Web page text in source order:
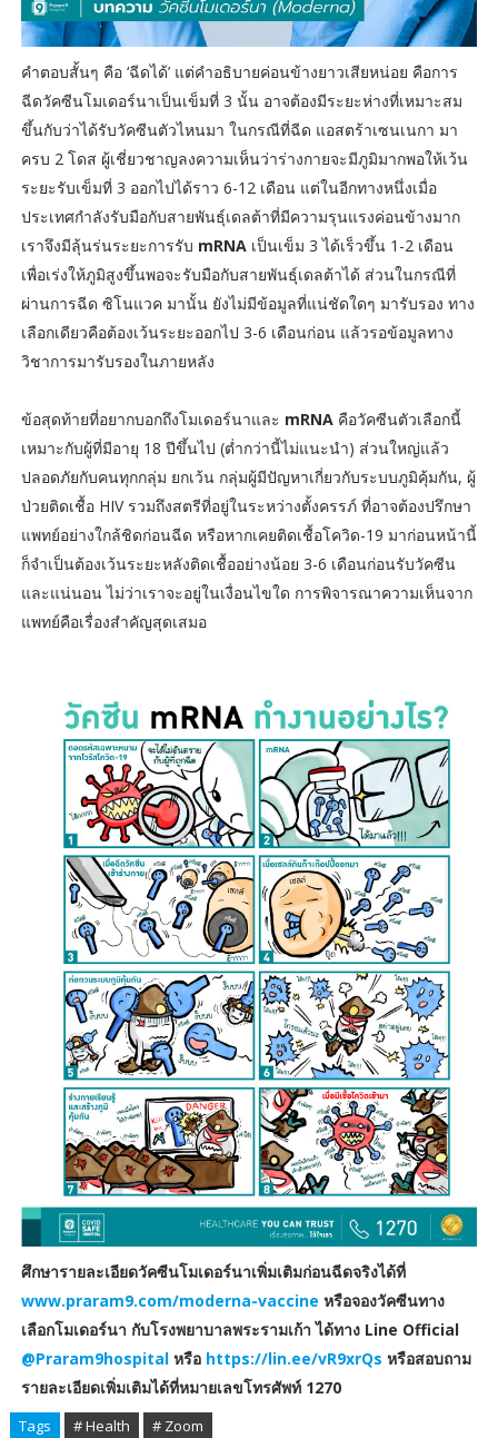
คำตอบสั้นๆ คือ ‘ฉีดได้’ แต่คำอธิบายค่อนข้างยาวเสียหน่อย คือการ
ฉีดวัคซีนโมเดอร์นาเป็นเข็มที่ 3 นั้น อาจต้องมีระยะห่างที่เหมาะสม
ขึ้นกับว่าได้รับวัคซีนตัวไหนมา ในกรณีที่ฉีด แอสตร้าเซนเนกา มา
ครบ 2 โดส ผู้เชี่ยวชาญลงความเห็นว่าร่างกายจะมีภูมิมากพอให้เว้น
ระยะรับเข็มที่ 3 ออกไปได้ราว 6-12 เดือน แต่ในอีกทางหนึ่งเมื่อ
ประเทศกำลังรับมือกับสายพันธุ์เดลต้าที่มีความรุนแรงค่อนข้างมาก
เราจึงมีลุ้นร่นระยะการรับ mRNAเป็นเข็ม 3 ได้เร็วขึ้น 1-2 เดือน
เพื่อเร่งให้ภูมิสูงขึ้นพอจะรับมือกับสายพันธุ์เดลต้าได้ ส่วนในกรณีที่
ผ่านการฉีด ซิโนแวค มานั้น ยังไม่มีข้อมูลที่แน่ชัดใดๆ มารับรอง ทาง
เลือกเดียวคือต้องเว้นระยะออกไป 3-6 เดือนก่อน แล้วรอข้อมูลทาง
วิชาการมารับรองในภายหลัง
ข้อสุดท้ายที่อยากบอกถึงโมเดอร์นาและ mRNAคือวัคซีนตัวเลือกนี้
เหมาะกับผู้ที่มีอายุ 18 ปีขึ้นไป (ต่ำกว่านี้ไม่แนะนำ) ส่วนใหญ่แล้ว
ปลอดภัยกับคนทุกกลุ่ม ยกเว้น กลุ่มผู้มีปัญหาเกี่ยวกับระบบภูมิคุ้มกัน, ผู้
ป่วยติดเชื้อ HIV รวมถึงสตรีที่อยู่ในระหว่างตั้งครรภ์ ที่อาจต้องปรึกษา
แพทย์อย่างใกล้ชิดก่อนฉีด หรือหากเคยติดเชื้อโควิด-19 มาก่อนหน้านี้
ก็จำเป็นต้องเว้นระยะหลังติดเชื้ออย่างน้อย 3-6 เดือนก่อนรับวัคซีน
และแน่นอน ไม่ว่าเราจะอยู่ในเงื่อนไขใด การพิจารณาความเห็นจาก
แพทย์คือเรื่องสำคัญสุดเสมอ
ศึกษารายละเอียดวัคซีนโมเดอร์นาเพิ่มเติมก่อนฉีดจริงได้ที่
www.praram9.com/moderna-vaccine หรือจองวัคซีนทาง
เลือกโมเดอร์นา กับโรงพยาบาลพระรามเก้า ได้ทาง Line Official
@Praram9hospitalหรือ https://lin.ee/vR9xrQs หรือสอบถาม
รายละเอียดเพิ่มเติมได้ที่หมายเลขโทรศัพท์ 1270
Tags # Health # Zoom